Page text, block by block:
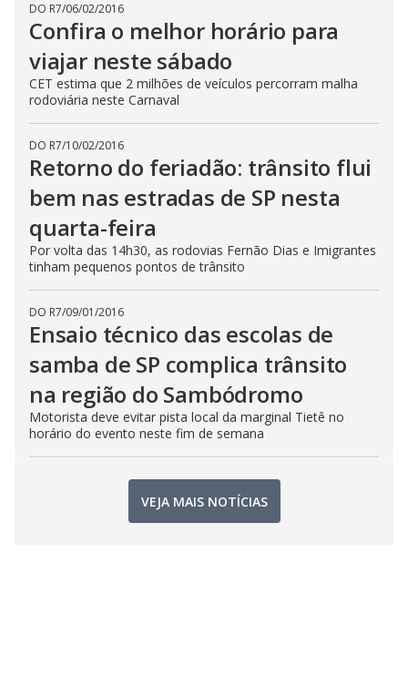
DO R7/06/02/2016
Confira o melhor horário para
viajar neste sábado
CET estima que 2 milhões de veículos percorram malha
rodoviária neste Carnaval
DO R7/10/02/2016
Retorno do feriadão: trânsito flui
bem nas estradas de SP nesta
quarta-feira
Por volta das 14h30, as rodovias Fernão Dias e Imigrantes
tinham pequenos pontos de trânsito
DO R7/09/01/2016
Ensaio técnico das escolas de
samba de SP complica trânsito
na região do Sambódromo
Motorista deve evitar pista local da marginal Tietê no
horário do evento neste fim de semana
VEJA MAIS NOTÍCIAS